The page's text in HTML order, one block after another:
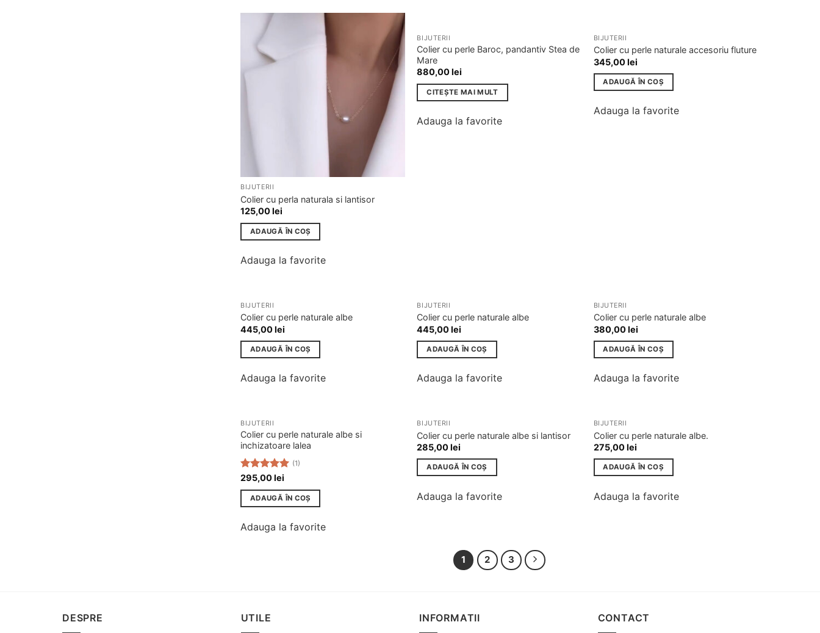
Adauga
favorite
BIJUTERII
Colier cu perla naturala si lantisor
125,00lei
ADAUGĂ ÎN COȘ
Adauga la favorite
Adauga
la
BIJUTERII
Colier cu perle Baroc, pandantiv Stea de
Mare
880,00lei
CITEȘTE MAI MULT
Adauga la favorite
Adauga
la
BIJUTERII
Colier cu perle naturale accesoriu fluture
345,00lei
ADAUGĂ ÎN COȘ
Adauga la favorite
BIJUTERII
Colier cu perle naturale albe
445,00lei
ADAUGĂ ÎN COȘ
Adauga la favorite
BIJUTERII
Colier cu perle naturale albe
445,00lei
ADAUGĂ ÎN COȘ
Adauga la favorite
BIJUTERII
Colier cu perle naturale albe
380,00lei
ADAUGĂ ÎN COȘ
Adauga la favorite
BIJUTERII
Colier cu perle naturale albe si
inchizatoare lalea
Evaluat la
5.00din 5
(1)
295,00lei
ADAUGĂ ÎN COȘ
Adauga la favorite
Adauga
la
BIJUTERII
Colier cu perle naturale albe si lantisor
285,00lei
ADAUGĂ ÎN COȘ
Adauga la favorite
BIJUTERII
Colier cu perle naturale albe.
275,00lei
ADAUGĂ ÎN COȘ
Adauga la favorite
1 2 3
DESPRE UTILE INFORMATII CONTACT